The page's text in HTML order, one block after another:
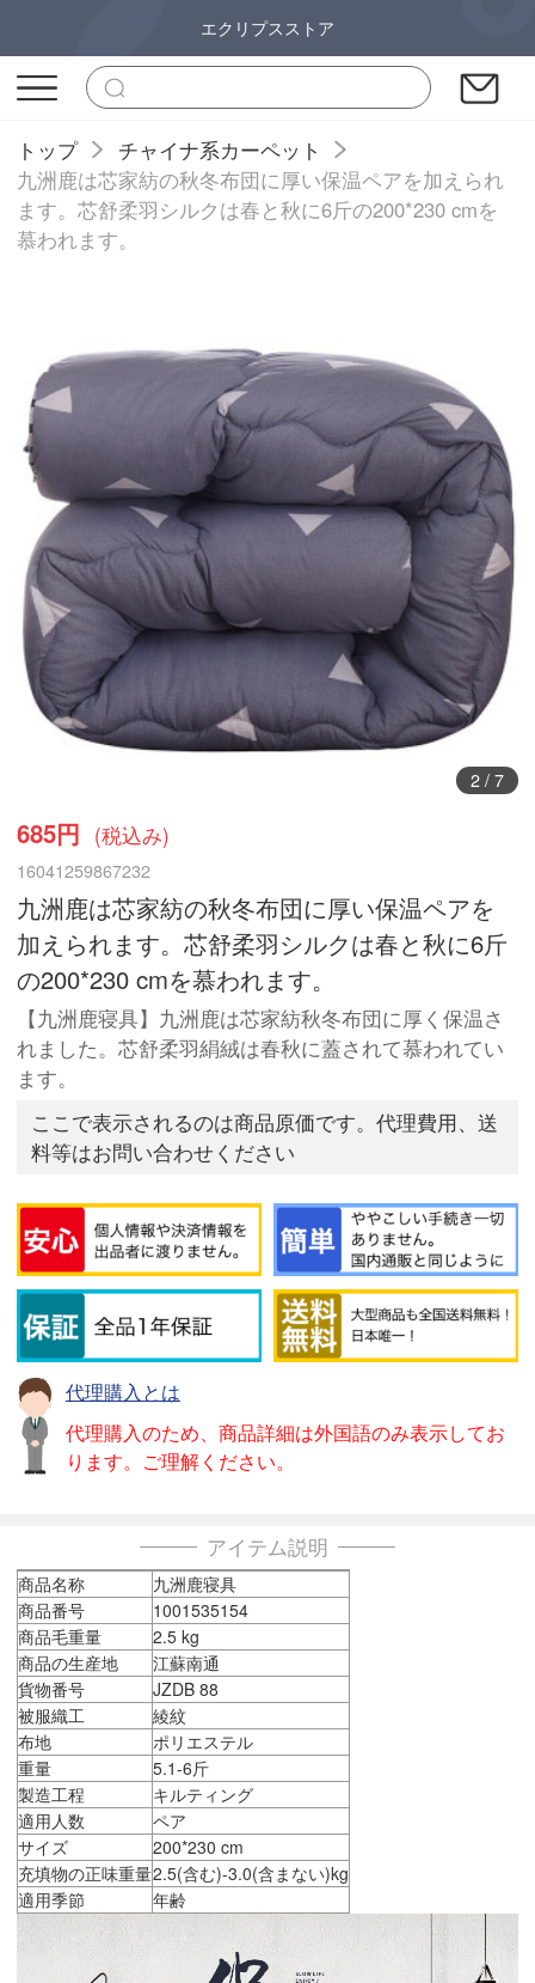
エクリプスストア
トップ
チャイナ系カーペット
九洲鹿は芯家紡の秋冬布団に厚い保温ペアを加えられ
ます。芯舒柔羽シルクは春と秋に6斤の200*230 cmを
慕われます。
3/ 7
685円 (税込み)
16041259867232
九洲鹿は芯家紡の秋冬布団に厚い保温ペアを
加えられます。芯舒柔羽シルクは春と秋に6斤
の200*230 cmを慕われます。
【九洲鹿寝具】九洲鹿は芯家紡秋冬布団に厚く保温さ
れました。芯舒柔羽絹絨は春秋に蓋されて慕われてい
ます。
ここで表示されるのは商品原価です。代理費用、送
料等はお問い合わせください
代理購入とは
代理購入のため、商品詳細は外国語のみ表示してお
ります。ご理解ください。
アイテム説明
商品名称
九洲鹿寝具
商品番号
1001535154
商品毛重量
2.5 kg
商品の生産地
江蘇南通
貨物番号
JZDB 88
被服織工
綾紋
布地
ポリエステル
重量
5.1-6斤
製造工程
キルティング
適用人数
ペア
サイズ
200*230 cm
充填物の正味重量2.5(含む)-3.0(含まない)kg
適用季節
年齢